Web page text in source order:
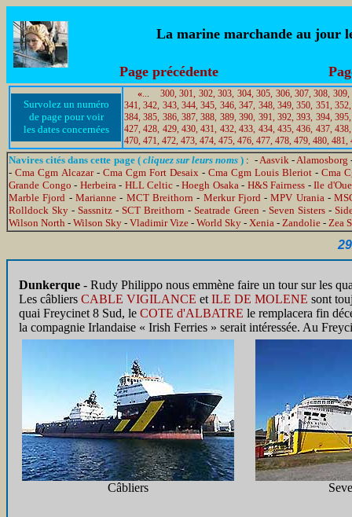
La marine marchande au jour
Page précédente
Survolez un numéro
de page pour voir
les dates concernées
«... 300, 301, 302, 303, 304, 305, 306, 307, 308, 309,
341, 342, 343, 344, 345, 346, 347, 348, 349, 350, 351, 352,
384, 385, 386, 387, 388, 389, 390, 391, 392, 393, 394, 395,
427, 428, 429, 430, 431, 432, 433, 434, 435, 436, 437, 438,
470, 471, 472, 473, 474, 475, 476, 477, 478, 479, 480, 481,
Navires cités dans cette page (cliquez sur leurs noms) : -Aasvik-Alamosborg
-Cma Cgm Alcazar-Cma Cgm Fort Desaix -Cma Cgm Louis Bleriot -Cma
Grande Congo - Herbeira- HLL Celtic -Hoegh Osaka- H&S Fairness -Ile
Marble Fjord - Marianne- MCT Breithorn - Merkur Fjord-MPV Urania-
Rolldock Sky -Sassnitz -SCT Breithorn -Seatrade Green - Seven Sisters-
Wilson North - Wilson Sky - Vladimir Vize - World Sky - Xenia - Zandolie - Zea
Dunkerque - Rudy Philippo nous emmène faire un tour sur les
Les câbliers CABLE VIGILANCE et ILE DE MOLENE sont
quai Freycinet 8 Sud, le COTE d'ALBATRE le remplacera fin
la compagnie Irlandaise « Irish Ferries » serait intéressée. Au
Câbliers